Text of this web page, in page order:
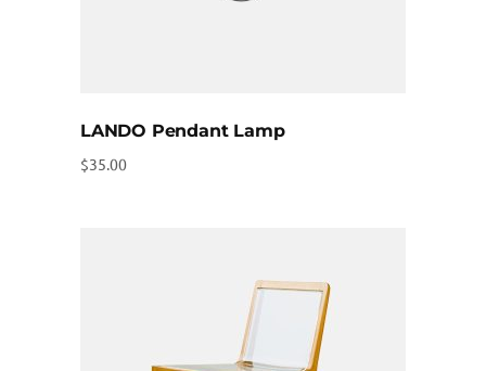
LANDO Pendant Lamp
$35.00